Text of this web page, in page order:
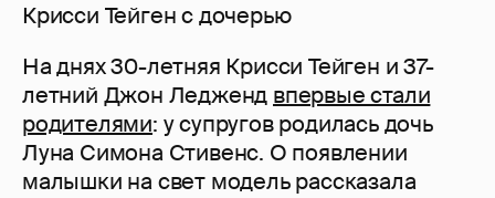
Крисси Тейген с дочерью
На днях 30-летняя Крисси Тейген и 37-
летний Джон Ледженд впервые стали
родителями: у супругов родилась дочь
Луна Симона Стивенс. О появлении
малышки на свет модель рассказала